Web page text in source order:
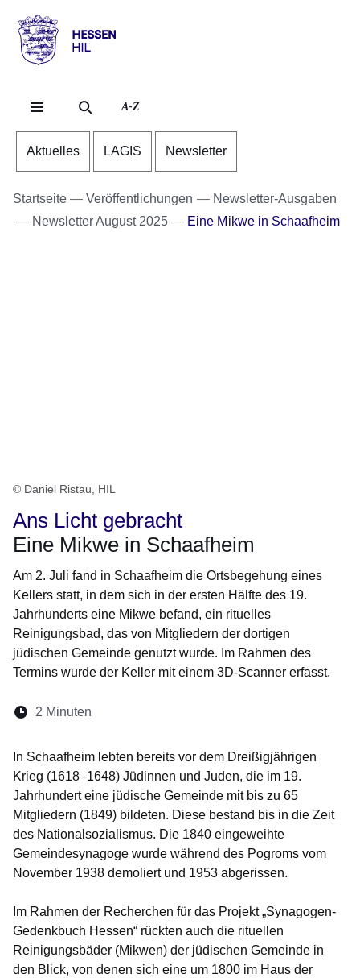
Hessen
HIL
A-Z
Aktuelles LAGIS Newsletter
Startseite Veröffentlichungen
Newsletter-Ausgaben
Newsletter August 2025
Eine Mikwe in Schaafheim
© Daniel Ristau, HIL
Ans Licht gebracht
Eine Mikwe in Schaafheim
Am 2. Juli fand in Schaafheim die Ortsbegehung eines
Kellers statt, in dem sich in der ersten Hälfte des 19.
Jahrhunderts eine Mikwe befand, ein rituelles
Reinigungsbad, das von Mitgliedern der dortigen
jüdischen Gemeinde genutzt wurde. Im Rahmen des
Termins wurde der Keller mit einem 3D-Scanner erfasst.
Lesedauer:
2 Minuten
In Schaafheim lebten bereits vor dem Dreißigjährigen
Krieg (1618–1648) Jüdinnen und Juden, die im 19.
Jahrhundert eine jüdische Gemeinde mit bis zu 65
Mitgliedern (1849) bildeten. Diese bestand bis in die Zeit
des Nationalsozialismus. Die 1840 eingeweihte
Gemeindesynagoge wurde während des Pogroms vom
November 1938 demoliert und 1953 abgerissen.
Im Rahmen der Recherchen für das Projekt „Synagogen-
Gedenkbuch Hessen“ rückten auch die rituellen
Reinigungsbäder (Mikwen) der jüdischen Gemeinde in
den Blick, von denen sich eine um 1800 im Haus der